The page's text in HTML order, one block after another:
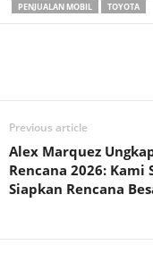
PENJUALAN MOBIL
TOYOTA
Previous article
Alex Marquez
Rencana 2026: Kami
Siapkan Rencana